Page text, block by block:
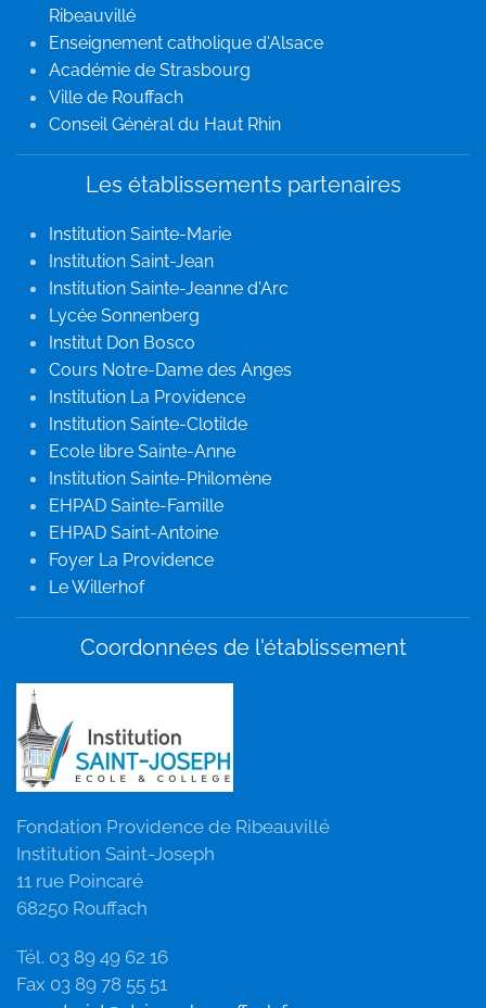
Ribeauvillé
Enseignement catholique d'Alsace
Académie de Strasbourg
Ville de Rouffach
Conseil Général du Haut Rhin
Les établissements partenaires
Institution Sainte-Marie
Institution Saint-Jean
Institution Sainte-Jeanne d'Arc
Lycée Sonnenberg
Institut Don Bosco
Cours Notre-Dame des Anges
Institution La Providence
Institution Sainte-Clotilde
Ecole libre Sainte-Anne
Institution Sainte-Philomène
EHPAD Sainte-Famille
EHPAD Saint-Antoine
Foyer La Providence
Le Willerhof
Coordonnées de l'établissement
Fondation Providence de Ribeauvillé
Institution Saint-Joseph
11 rue Poincaré
68250 Rouffach
Tél. 03 89 49 62 16
Fax 03 89 78 55 51